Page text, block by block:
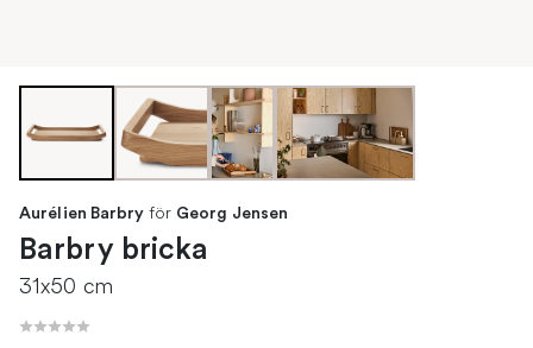
Aurélien Barbry för Georg Jensen
Barbry bricka
31x50 cm